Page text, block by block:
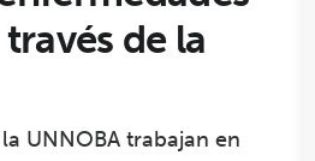
de la
UNNOBA trabajan en